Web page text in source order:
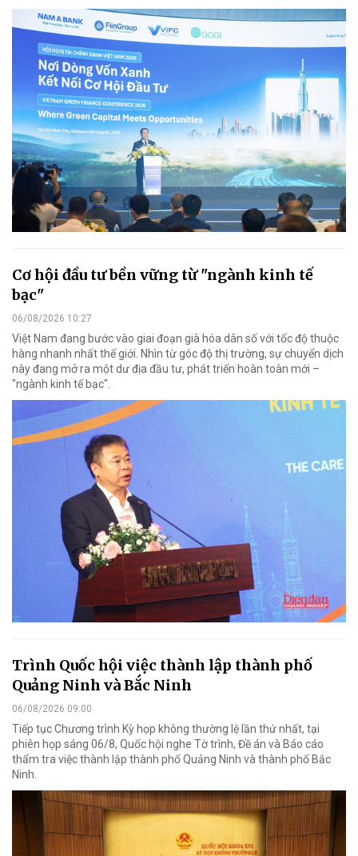
Cơ hội đầu tư bền vững từ "ngành kinh tế
bạc"
06/08/2026 10:27
Việt Nam đang bước vào giai đoạn già hóa dân số với tốc độ thuộc
hàng nhanh nhất thế giới. Nhìn từ góc độ thị trường, sự chuyển dịch
này đang mở ra một dư địa đầu tư, phát triển hoàn toàn mới –
"ngành kinh tế bạc".
Trình Quốc hội việc thành lập thành phố
Quảng Ninh và Bắc Ninh
06/08/2026 09:00
Tiếp tục Chương trình Kỳ họp không thường lệ lần thứ nhất, tại
phiên họp sáng 06/8, Quốc hội nghe Tờ trình, Đề án và Báo cáo
thẩm tra việc thành lập thành phố Quảng Ninh và thành phố Bắc
Ninh.